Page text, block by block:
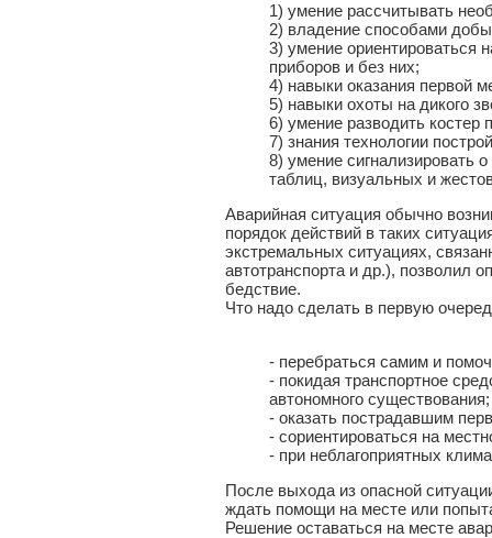
1) умение рассчитывать
2) владение способами
3) умение ориентироваться
приборов и без них;
4) навыки оказания первой
5) навыки охоты на дикого
6) умение разводить
7) знания технологии
8) умение сигнализировать
таблиц, визуальных и
Аварийная ситуация обычно
порядок действий в таких
экстремальных ситуациях,
автотранспорта и др.), позволил
бедствие.
Что надо сделать в первую
- перебраться самим и
- покидая транспортное
автономного существования;
- оказать пострадавшим
- сориентироваться на
- при неблагоприятных
После выхода из опасной
ждать помощи на месте или
Решение оставаться на месте